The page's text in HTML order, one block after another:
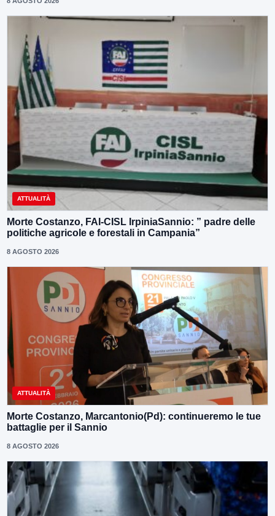
ATTUALITÀ
Morte Costanzo, FAI-CISL IrpiniaSannio: ” padre delle
politiche agricole e forestali in Campania”
8 AGOSTO 2026
ATTUALITÀ
Morte Costanzo, Marcantonio(Pd): continueremo le tue
battaglie per il Sannio
8 AGOSTO 2026